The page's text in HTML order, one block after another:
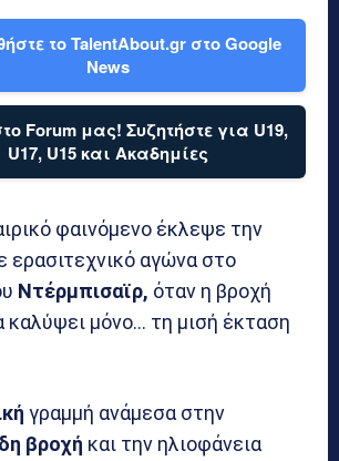
το TalentAbout.gr στο Google
News
Forum μας! Συζητήστε για U19,
U17, U15 και Ακαδημίες
φαινόμενο έκλεψε την
ερασιτεχνικό αγώνα στο
Ντέρμπισαϊρ, όταν η βροχή
καλύψει μόνο… τη μισή έκταση
γραμμή ανάμεσα στην
βροχή και την ηλιοφάνεια